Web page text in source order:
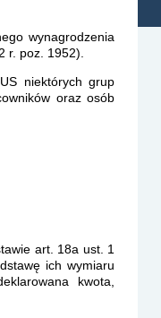
wynagrodzenia
r. poz. 1952).
niektórych grup
oraz osób
art. 18a ust. 1
ich wymiaru
kwota,